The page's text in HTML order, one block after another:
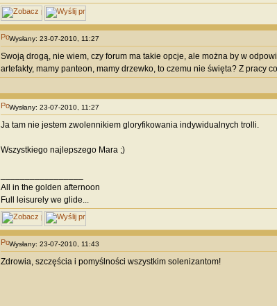
Wysłany: 23-07-2010, 11:27
Swoją drogą, nie wiem, czy forum ma takie opcje, ale można by w
artefakty, mamy panteon, mamy drzewko, to czemu nie święta? Z pracy
Wysłany: 23-07-2010, 11:27
Ja tam nie jestem zwolennikiem gloryfikowania indywidualnych trolli.
Wszystkiego najlepszego Mara ;)
All in the golden afternoon
Full leisurely we glide...
Wysłany: 23-07-2010, 11:43
Zdrowia, szczęścia i pomyślności wszystkim solenizantom!